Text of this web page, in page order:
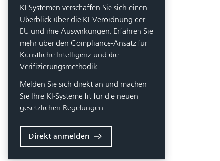
KI-Systemen verschaffen Sie sich einen
Überblick über die KI-Verordnung der
EU und ihre Auswirkungen. Erfahren Sie
mehr über den Compliance-Ansatz für
Künstliche Intelligenz und die
Verifizierungsmethodik.
Melden Sie sich direkt an und machen
Sie Ihre KI-Systeme fit für die neuen
gesetzlichen Regelungen.
Direkt anmelden